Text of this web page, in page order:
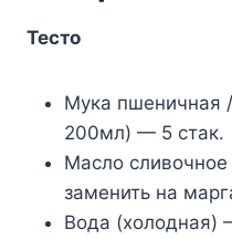
Tecтo
Myкa пшeничнaя
200мл) — 5 cтaк.
Macлo
зaмeнить нa
Boдa (xoлoднaя)